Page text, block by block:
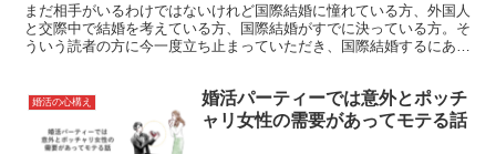
まだ相手がいるわけではないけれど国際結婚に憧れている方、外国人
と交際中で結婚を考えている方、国際結婚がすでに決っている方。そ
ういう読者の方に今一度立ち止まっていただき、国際結婚するにあた
婚活の心構え
婚活パーティーでは意外とポッチ
ャリ女性の需要があってモテる話